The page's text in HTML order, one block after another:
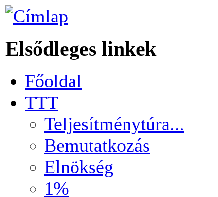
Elsődleges linkek
Főoldal
TTT
Teljesítménytúra...
Bemutatkozás
Elnökség
1%